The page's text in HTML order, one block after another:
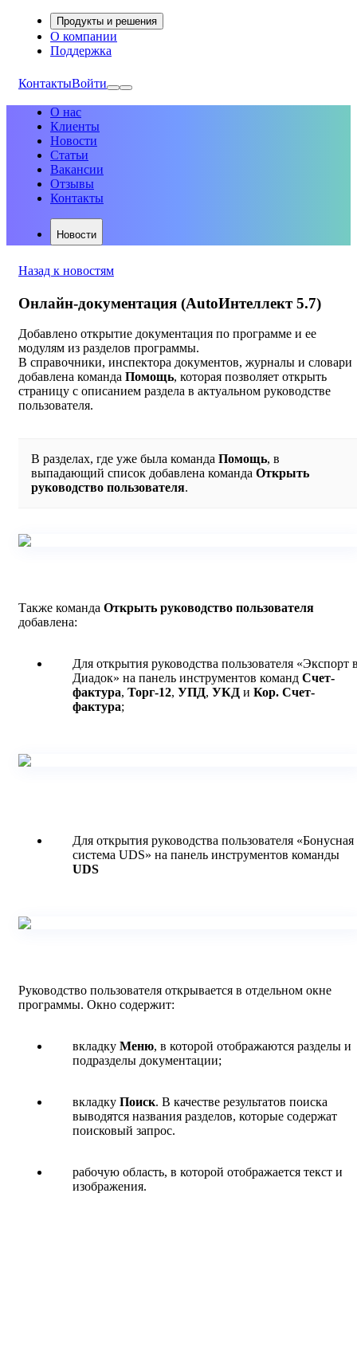
Продукты и решения
О компании
Поддержка
КонтактыВойти
О нас
Клиенты
Новости
Статьи
Вакансии
Отзывы
Контакты
Новости
Назад к новостям
Онлайн-документация (AutoИнтеллект 5.7)
Добавлено открытие документация по программе и ее
модулям из разделов программы.
В справочники, инспектора документов, журналы и словари
добавлена команда Помощь, которая позволяет открыть
страницу с описанием раздела в актуальном руководстве
пользователя.
В разделах, где уже была команда Помощь, в
выпадающий список добавлена команда Открыть
руководство пользователя.
Также команда Открыть руководство пользователя
добавлена:
Для открытия руководства пользователя «Экспорт
Диадок» на панель инструментов команд Счет-
фактура, Торг-12, УПД, УКД и Кор. Счет-
фактура;
Для открытия руководства пользователя «Бонусная
система UDS» на панель инструментов команды
UDS
Руководство пользователя открывается в отдельном окне
программы. Окно содержит:
вкладку Меню, в которой отображаются разделы и
подразделы документации;
вкладку Поиск. В качестве результатов поиска
выводятся названия разделов, которые содержат
поисковый запрос.
рабочую область, в которой отображается текст и
изображения.